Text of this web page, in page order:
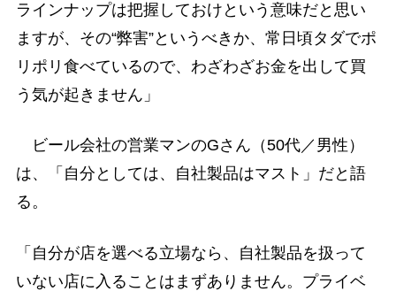
ラインナップは把握しておけという意味だと思い
ますが、その“弊害”というべきか、常日頃タダでポ
リポリ食べているので、わざわざお金を出して買
う気が起きません」
ビール会社の営業マンのGさん（50代／男性）
は、「自分としては、自社製品はマスト」だと語
る。
「自分が店を選べる立場なら、自社製品を扱って
いない店に入ることはまずありません。プライベ